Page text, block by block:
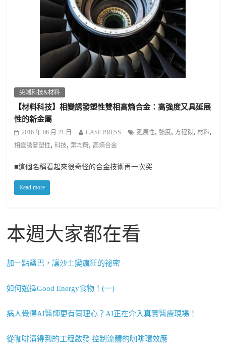
尖端科技&材料
【材料科技】相變誘發塑性雙相高熵合金：高強度又具延展
性的新金屬
2016 年 06 月 21 日 CASE PRESS 延展性,強度, 方程毅,材料,
相變誘發塑性,科技,葉均蔚,高熵合金
■這個名稱看起來很奇怪的合金技術再一次突
Read more
本週大家都在看
加一點鹽巴，讓沙士變瘋狂的祕密
如何選擇Good Energy食物！(一)
病人覺得AI醫師更有同理心？AI正在介入真實醫療現場！
從咖啡漬得到的工程啟發 控制流體的咖啡環效應